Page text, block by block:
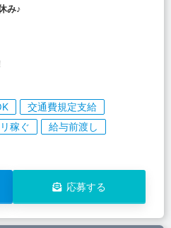
み♪
交通費規定支給
稼ぐ
給与前渡し
応募する